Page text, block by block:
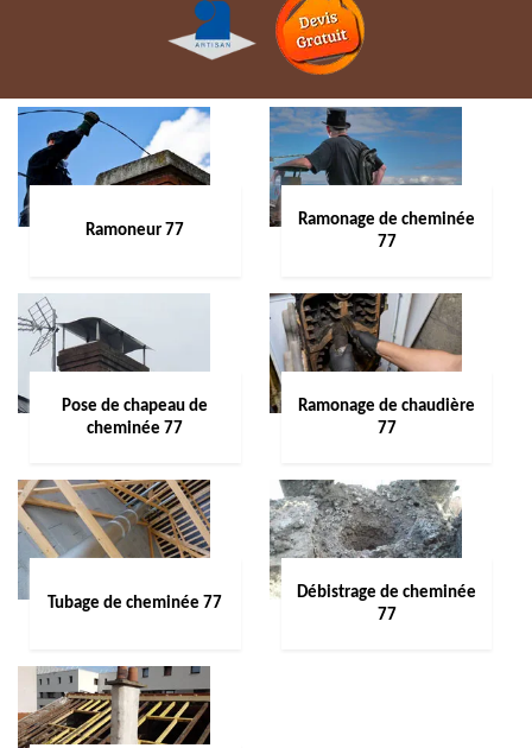
Ramoneur 77
Ramonage de cheminée
77
Pose de chapeau de
cheminée 77
Ramonage de chaudière
77
Tubage de cheminée 77
Débistrage de cheminée
77